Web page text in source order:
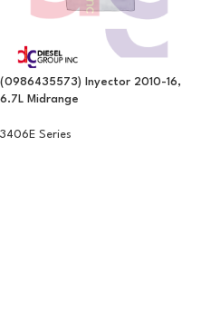
(0986435573) Inyector 2010-16,
6.7L Midrange
3406E Series